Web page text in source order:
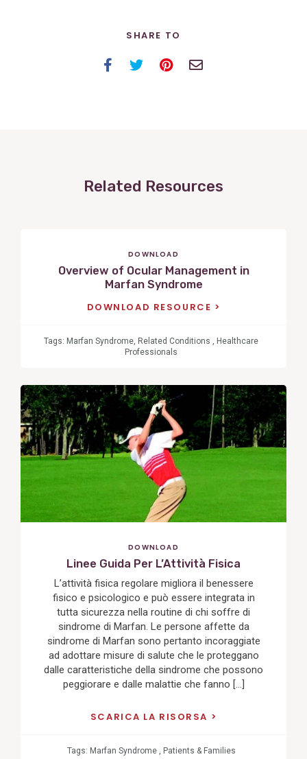
SHARE TO
Facebook
TwitterPinterestEmail
Related Resources
DOWNLOAD
Overview of Ocular Management in
Marfan Syndrome
DOWNLOAD RESOURCE
Tags: Marfan Syndrome Related Conditions
Healthcare
Professionals
View
Post
DOWNLOAD
Linee Guida Per L’Attività Fisica
L’attività fisica regolare migliora il benessere
fisico e psicologico e può essere integrata in
tutta sicurezza nella routine di chi soffre di
sindrome di Marfan. Le persone affette da
sindrome di Marfan sono pertanto incoraggiate
ad adottare misure di salute che le proteggano
dalle caratteristiche della sindrome che possono
peggiorare e dalle malattie che fanno […]
SCARICA LA RISORSA
Tags: Marfan Syndrome , Patients & Families